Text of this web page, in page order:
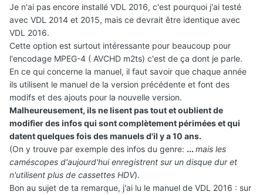
Je n'ai pas encore installé VDL 2016, c'est pourquoi j'ai testé
avec VDL 2014 et 2015, mais ce devrait être identique avec
VDL 2016.
Cette option est surtout intéressante pour beaucoup pour
l'encodage MPEG-4 ( AVCHD m2ts) c'est de ça dont je parle.
En ce qui concerne la manuel, il faut savoir que chaque année
ils utilisent le manuel de la version précédente et font des
modifs et des ajouts pour la nouvelle version.
Malheureusement, ils ne lisent pas tout et oublient de
modifier des infos qui sont complètement périmées et qui
datent quelques fois des manuels d'il y a 10 ans.
(On y trouve par exemple des infos du genre: ... mais les
caméscopes d'aujourd'hui enregistrent sur un disque dur et
n'utilisent plus de cassettes HDV).
Bon au sujet de ta remarque, j'ai lu le manuel de VDL 2016 : sur